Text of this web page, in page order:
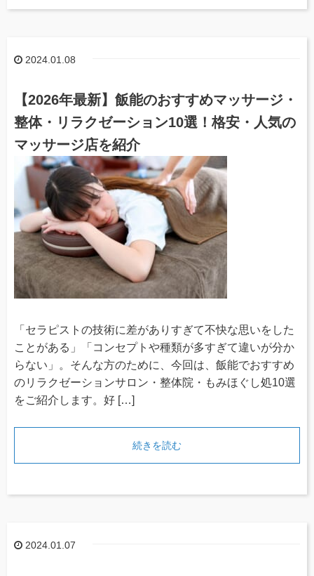
2024.01.08
【2026年最新】飯能のおすすめマッサージ・
整体・リラクゼーション10選！格安・人気の
マッサージ店を紹介
「セラピストの技術に差がありすぎて不快な思いをした
ことがある」「コンセプトや種類が多すぎて違いが分か
らない」。そんな方のために、今回は、飯能でおすすめ
のリラクゼーションサロン・整体院・もみほぐし処10選
をご紹介します。好 […]
続きを読む
2024.01.07